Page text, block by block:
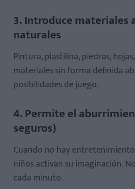
3. Introduce materiales
naturales
Pintura, plastilina, piedras,
materiales sin forma definida
posibilidades de juego.
4. Permite el
seguros)
Cuando no hay
niños activan su imaginación.
cada minuto.